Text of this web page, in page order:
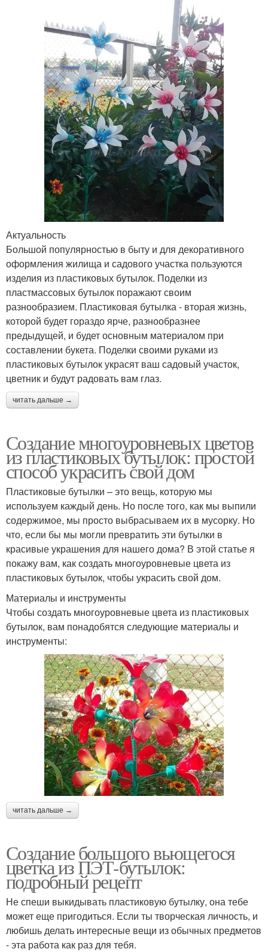
Актуальность
Большой популярностью в быту и для декоративного
оформления жилища и садового участка пользуются
изделия из пластиковых бутылок. Поделки из
пластмассовых бутылок поражают своим
разнообразием. Пластиковая бутылка - вторая жизнь,
которой будет гораздо ярче, разнообразнее
предыдущей, и будет основным материалом при
составлении букета. Поделки своими руками из
пластиковых бутылок украсят ваш садовый участок,
цветник и будут радовать вам глаз.
читать дальше →
Создание многоуровневых цветов
из пластиковых бутылок: простой
способ украсить свой дом
Пластиковые бутылки – это вещь, которую мы
используем каждый день. Но после того, как мы выпили
содержимое, мы просто выбрасываем их в мусорку. Но
что, если бы мы могли превратить эти бутылки в
красивые украшения для нашего дома? В этой статье я
покажу вам, как создать многоуровневые цвета из
пластиковых бутылок, чтобы украсить свой дом.
Материалы и инструменты
Чтобы создать многоуровневые цвета из пластиковых
бутылок, вам понадобятся следующие материалы и
инструменты:
читать дальше →
Создание большого вьющегося
цветка из ПЭТ-бутылок:
подробный рецепт
Не спеши выкидывать пластиковую бутылку, она тебе
может еще пригодиться. Если ты творческая личность, и
любишь делать интересные вещи из обычных предметов
- эта работа как раз для тебя.